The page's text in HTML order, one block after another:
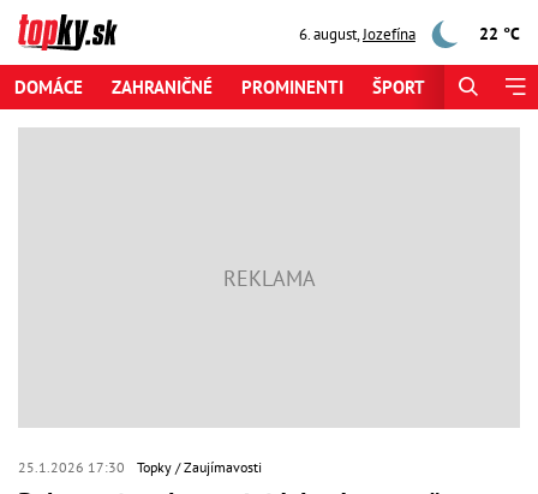
6. august,Jozefína 22 °C
DOMÁCE ZAHRANIČNÉ PROMINENTI ŠPORT
25.1.2026 17:30 Topky Zaujímavosti